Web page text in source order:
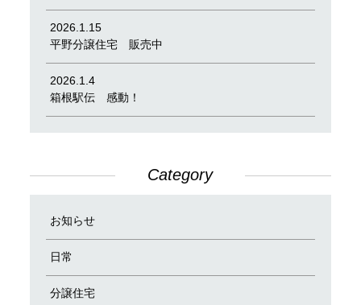
2026.1.15
平野分譲住宅 販売中
2026.1.4
箱根駅伝 感動！
Category
お知らせ
日常
分譲住宅